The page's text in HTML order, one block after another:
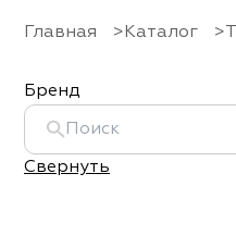
Главная Каталог
Бренд
Свернуть